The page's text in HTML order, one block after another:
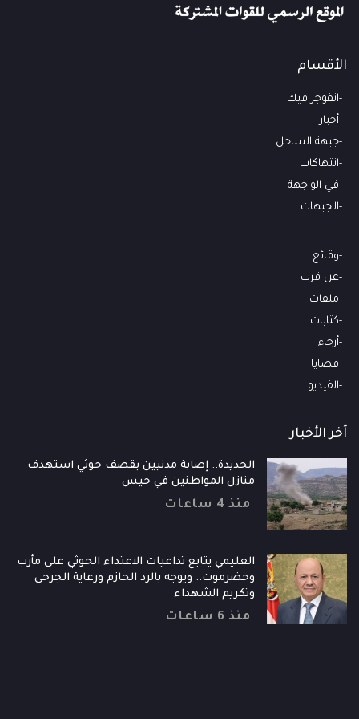
الأقسام
انفوجرافيك
أخبار
جبهة الساحل
انتهاكات
في الواجهة
الجبهات
وقائع
عن قرب
ملفات
كتابات
أرجاء
قضايا
الفيديو
آخر الأخبار
الحديدة.. إصابة مدنيين بقصف حوثي استهدف
منازل المواطنين في حيس
منذ 4 ساعات
العليمي يتابع تداعيات الاعتداء الحوثي على مأرب
وحضرموت.. ويوجه بالرد الحازم ورعاية الجرحى
وتكريم الشهداء
منذ 6 ساعات